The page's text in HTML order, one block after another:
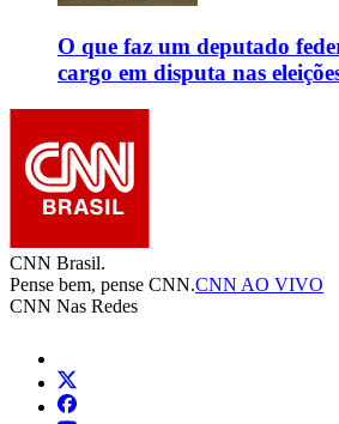
O que faz um deputado
cargo em disputa nas
CNN Brasil.
Pense bem, pense CNN.CNN AO VIVO
CNN Nas Redes